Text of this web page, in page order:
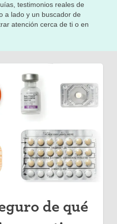
testimonios reales de
a lado y un buscador de
atención cerca de ti o en
de qué